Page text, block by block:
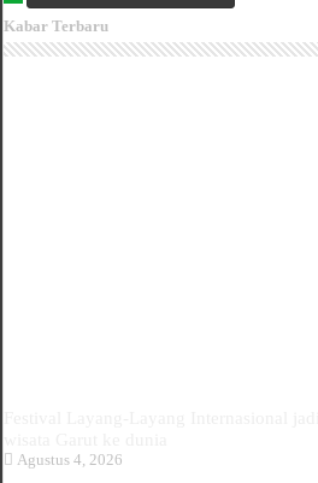
Kabar Terbaru
Agustus 4, 2026